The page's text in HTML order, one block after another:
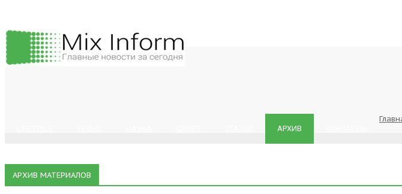
АРХИВ
АРХИВ МАТЕРИАЛОВ